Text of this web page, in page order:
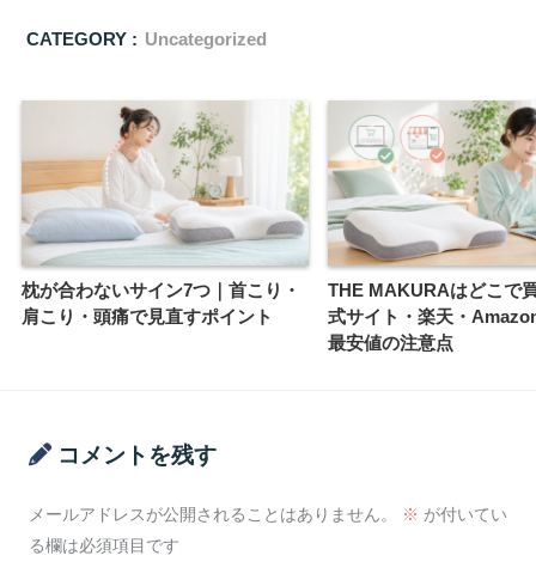
CATEGORY : Uncategorized
枕が合わないサイン7つ｜首こり・
肩こり・頭痛で見直すポイント
THE MAKURAはどこで
式サイト・楽天・
最安値の注意点
コメントを残す
メールアドレスが公開されることはありません。 ※ が付いてい
る欄は必須項目です